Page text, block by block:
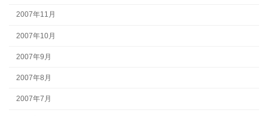
2007年11月
2007年10月
2007年9月
2007年8月
2007年7月